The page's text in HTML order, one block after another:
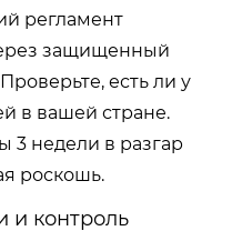
регламент
защищенный
есть ли у
в вашей стране.
3 недели в разгар
роскошь.
и контроль